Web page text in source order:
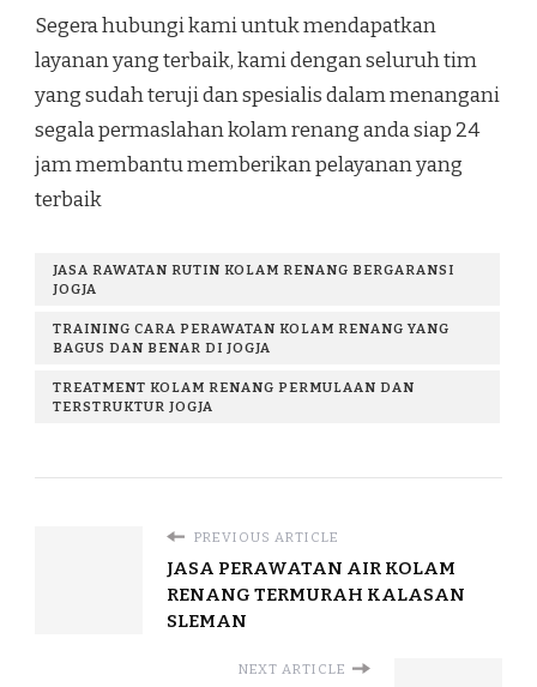
Segera hubungi kami untuk mendapatkan
layanan yang terbaik, kami dengan seluruh tim
yang sudah teruji dan spesialis dalam menangani
segala permaslahan kolam renang anda siap 24
jam membantu memberikan pelayanan yang
terbaik
JASA RAWATAN RUTIN KOLAM RENANG BERGARANSI
JOGJA
TRAINING CARA PERAWATAN KOLAM RENANG YANG
BAGUS DAN BENAR DI JOGJA
TREATMENT KOLAM RENANG PERMULAAN DAN
TERSTRUKTUR JOGJA
PREVIOUS ARTICLE
JASA PERAWATAN AIR KOLAM
RENANG TERMURAH KALASAN
SLEMAN
NEXT ARTICLE